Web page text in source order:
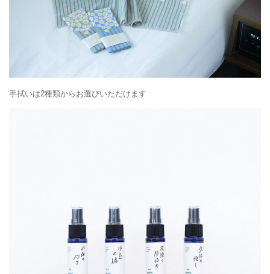
手拭いは2種類からお選びいただけます